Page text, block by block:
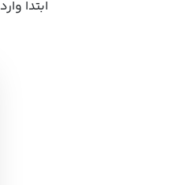
ابتدا وارد Setting آیفون یا آیپد خود شوید و سپس مطابق تصاویر زیر عمل نمایید